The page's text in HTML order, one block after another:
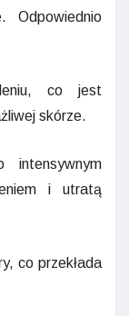
Odpowiednio
co jest
skórze.
i utratą
co przekłada